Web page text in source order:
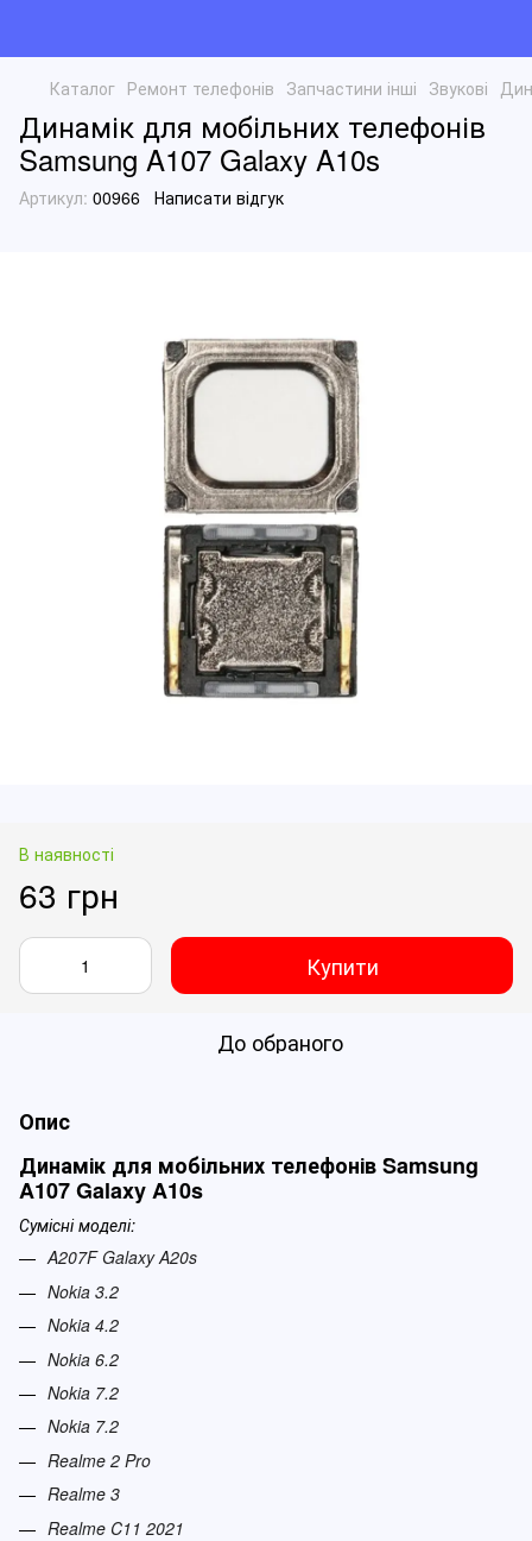
Каталог Ремонт телефонів Запчастини інші Звукові
Динамік для мобільних телефонів
Samsung A107 Galaxy A10s
Артикул: 00966 Написати відгук
В наявності
63 грн
Купити
До обраного
Опис
Динамік для мобільних телефонів Samsung
A107 Galaxy A10s
Сумісні моделі:
A207F Galaxy A20s
Nokia 3.2
Nokia 4.2
Nokia 6.2
Nokia 7.2
Nokia 7.2
Realme 2 Pro
Realme 3
Realme C11 2021